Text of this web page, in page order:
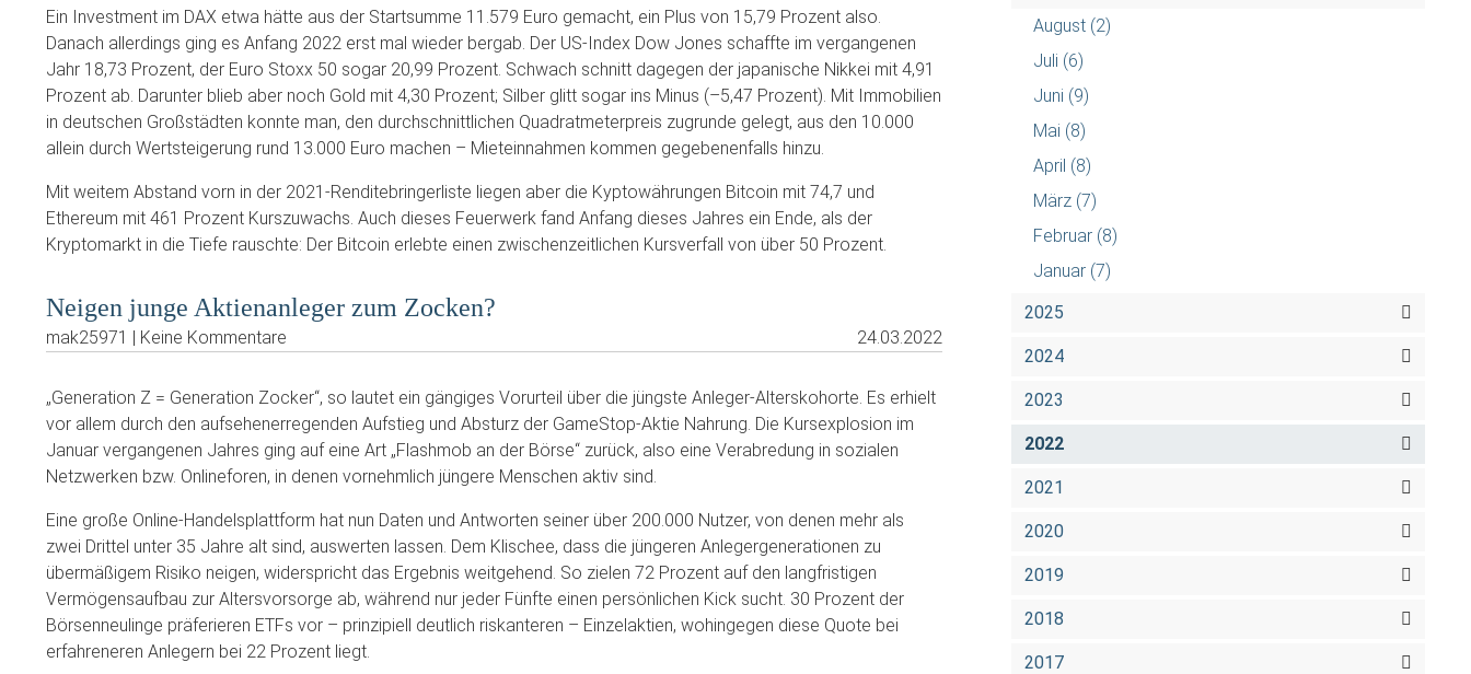
Ein Investment im DAX etwa hätte aus der Startsumme 11.579 Euro gemacht, ein Plus von 15,79 Prozent also.
Danach allerdings ging es Anfang 2022 erst mal wieder bergab. Der US-Index Dow Jones schaffte im vergangenen
Jahr 18,73 Prozent, der Euro Stoxx 50 sogar 20,99 Prozent. Schwach schnitt dagegen der japanische Nikkei mit 4,91
Prozent ab. Darunter blieb aber noch Gold mit 4,30 Prozent; Silber glitt sogar ins Minus (–5,47 Prozent). Mit Immobilien
in deutschen Großstädten konnte man, den durchschnittlichen Quadratmeterpreis zugrunde gelegt, aus den 10.000
allein durch Wertsteigerung rund 13.000 Euro machen – Mieteinnahmen kommen gegebenenfalls hinzu.
Mit weitem Abstand vorn in der 2021-Renditebringerliste liegen aber die Kyptowährungen Bitcoin mit 74,7 und
Ethereum mit 461 Prozent Kurszuwachs. Auch dieses Feuerwerk fand Anfang dieses Jahres ein Ende, als der
Kryptomarkt in die Tiefe rauschte: Der Bitcoin erlebte einen zwischenzeitlichen Kursverfall von über 50 Prozent.
Neigen junge Aktienanleger zum Zocken?
mak25971 | Keine Kommentare 24.03.2022
„Generation Z = Generation Zocker“, so lautet ein gängiges Vorurteil über die jüngste Anleger-Alterskohorte. Es erhielt
vor allem durch den aufsehenerregenden Aufstieg und Absturz der GameStop-Aktie Nahrung. Die Kursexplosion im
Januar vergangenen Jahres ging auf eine Art „Flashmob an der Börse“ zurück, also eine Verabredung in sozialen
Netzwerken bzw. Onlineforen, in denen vornehmlich jüngere Menschen aktiv sind.
Eine große Online-Handelsplattform hat nun Daten und Antworten seiner über 200.000 Nutzer, von denen mehr als
zwei Drittel unter 35 Jahre alt sind, auswerten lassen. Dem Klischee, dass die jüngeren Anlegergenerationen zu
übermäßigem Risiko neigen, widerspricht das Ergebnis weitgehend. So zielen 72 Prozent auf den langfristigen
Vermögensaufbau zur Altersvorsorge ab, während nur jeder Fünfte einen persönlichen Kick sucht. 30 Prozent der
Börsenneulinge präferieren ETFs vor – prinzipiell deutlich riskanteren – Einzelaktien, wohingegen diese Quote bei
erfahreneren Anlegern bei 22 Prozent liegt.
August (2)
Juli (6)
Juni (9)
Mai (8)
April (8)
März (7)
Februar (8)
Januar (7)
2025
2024
2023
2022
2021
2020
2019
2018
2017